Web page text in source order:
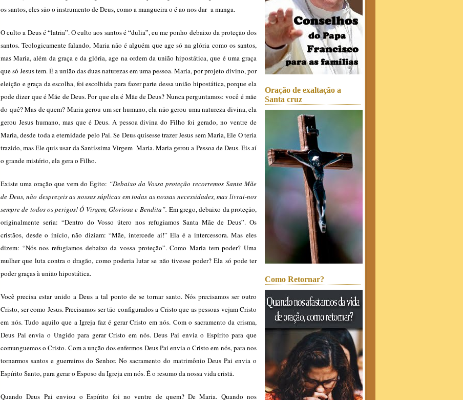
os santos, eles são o instrumento de Deus, como a mangueira o é ao nos dar a manga.
O culto a Deus é “latria”. O culto aos santos é “dulia”, eu me ponho debaixo da proteção dos
santos. Teologicamente falando, Maria não é alguém que age só na glória como os santos,
mas Maria, além da graça e da glória, age na ordem da união hipostática, que é uma graça
que só Jesus tem. É a união das duas naturezas em uma pessoa. Maria, por projeto divino, por
eleição e graça da escolha, foi escolhida para fazer parte dessa união hipostática, porque ela
pode dizer que é Mãe de Deus. Por que ela é Mãe de Deus? Nunca perguntamos: você é mãe
do quê? Mas de quem? Maria gerou um ser humano, ela não gerou uma natureza divina, ela
gerou Jesus humano, mas que é Deus. A pessoa divina do Filho foi gerado, no ventre de
Maria, desde toda a eternidade pelo Pai. Se Deus quisesse trazer Jesus sem Maria, Ele O teria
trazido, mas Ele quis usar da Santíssima Virgem Maria. Maria gerou a Pessoa de Deus. Eis aí
o grande mistério, ela gera o Filho.
Existe uma oração que vem do Egito: “Debaixo da Vossa proteção recorremos Santa Mãe
de Deus, não desprezeis as nossas súplicas em todas as nossas necessidades, mas livrai-nos
sempre de todos os perigos! Ó Virgem, Gloriosa e Bendita”. Em grego, debaixo da proteção,
originalmente seria: “Dentro do Vosso útero nos refugiamos Santa Mãe de Deus”. Os
cristãos, desde o ínício, não diziam: “Mãe, intercede aí!” Ela é a intercessora. Mas eles
dizem: “Nós nos refugiamos debaixo da vossa proteção”. Como Maria tem poder? Uma
mulher que luta contra o dragão, como poderia lutar se não tivesse poder? Ela só pode ter
poder graças à união hipostática.
Você precisa estar unido a Deus a tal ponto de se tornar santo. Nós precisamos ser outro
Cristo, ser como Jesus. Precisamos ser tão configurados a Cristo que as pessoas vejam Cristo
em nós. Tudo aquilo que a Igreja faz é gerar Cristo em nós. Com o sacramento da crisma,
Deus Pai envia o Ungido para gerar Cristo em nós. Deus Pai envia o Espírito para que
comunguemos o Cristo. Com a unção dos enfermos Deus Pai envia o Cristo em nós, para nos
tornarmos santos e guerreiros do Senhor. No sacramento do matrimônio Deus Pai envia o
Espírito Santo, para gerar o Esposo da Igreja em nós. É o resumo da nossa vida cristã.
Quando Deus Pai enviou o Espírito foi no ventre de quem? De Maria. Quando nos
Oração de exaltação a
Santa cruz
Como Retornar?